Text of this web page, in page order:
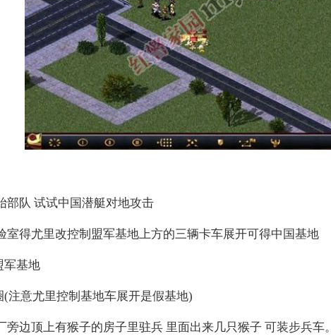
队 试试中国潜艇对地攻击
得尤里改控制盟军基地上方的三辆卡车展开可得中国基地
基地
意尤里控制基地车展开是假基地)
顶上有猴子的房子里驻兵 里面出来几只猴子 可装步兵车。